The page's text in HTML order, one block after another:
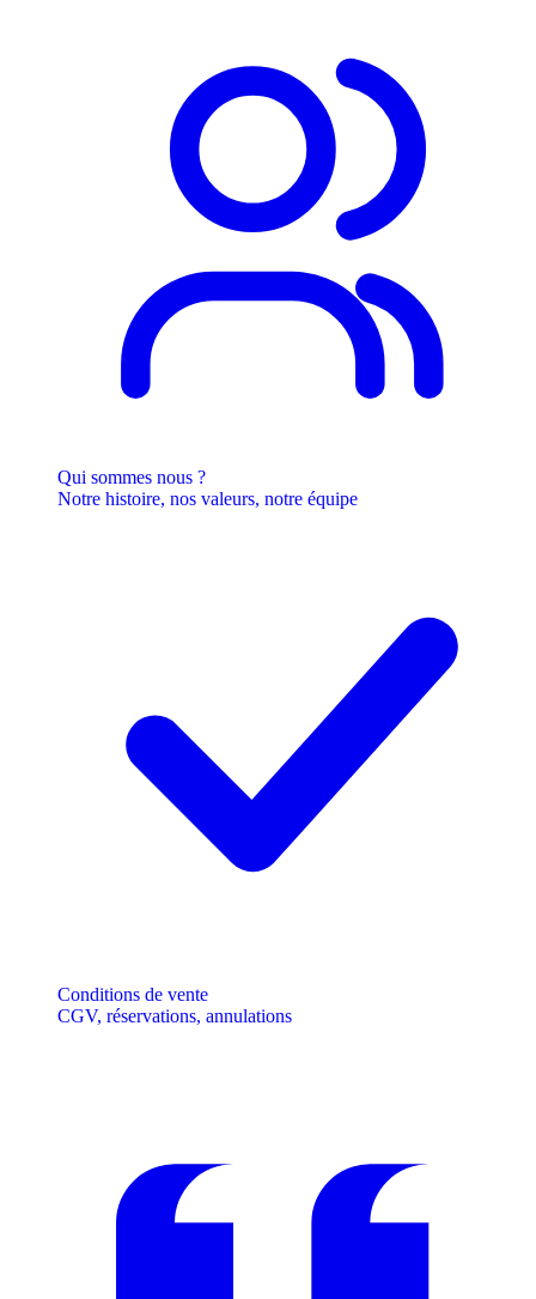
Qui sommes nous ?
Notre histoire, nos valeurs, notre équipe
Conditions de vente
CGV, réservations, annulations